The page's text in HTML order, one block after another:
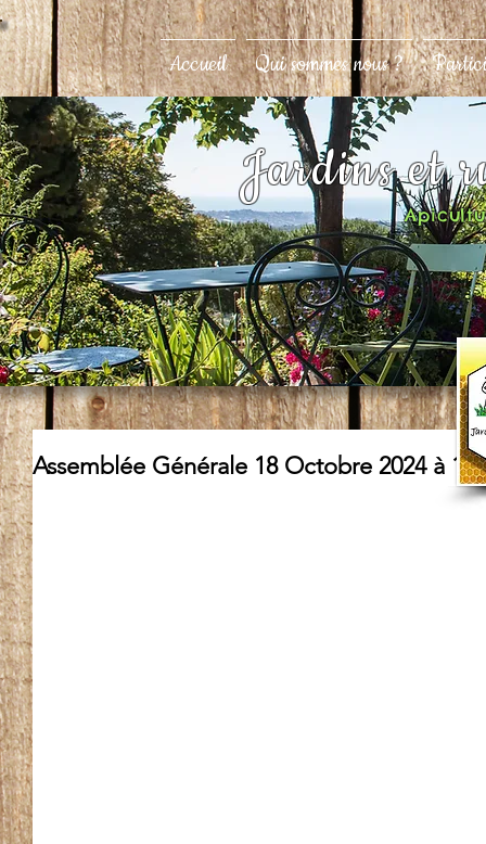
Assemblée Générale 18 Octobre 2024 à
Accueil Qui sommes nous ?
Jardins et